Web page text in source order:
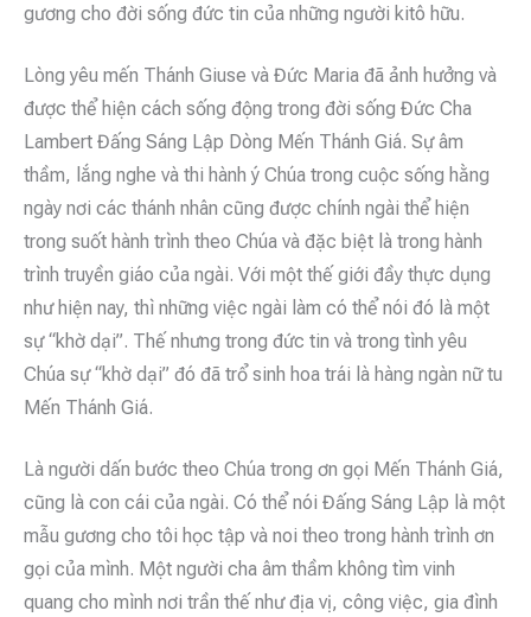
gương cho đời sống đức tin của những người kitô hữu.
Lòng yêu mến Thánh Giuse và Đức Maria đã ảnh hưởng và
được thể hiện cách sống động trong đời sống Đức Cha
Lambert Đấng Sáng Lập Dòng Mến Thánh Giá. Sự âm
thầm, lắng nghe và thi hành ý Chúa trong cuộc sống hằng
ngày nơi các thánh nhân cũng được chính ngài thể hiện
trong suốt hành trình theo Chúa và đặc biệt là trong hành
trình truyền giáo của ngài. Với một thế giới đầy thực dụng
như hiện nay, thì những việc ngài làm có thể nói đó là một
sự “khờ dại”. Thế nhưng trong đức tin và trong tình yêu
Chúa sự “khờ dại” đó đã trổ sinh hoa trái là hàng ngàn nữ tu
Mến Thánh Giá.
Là người dấn bước theo Chúa trong ơn gọi Mến Thánh Giá,
cũng là con cái của ngài. Có thể nói Đấng Sáng Lập là một
mẫu gương cho tôi học tập và noi theo trong hành trình ơn
gọi của mình. Một người cha âm thầm không tìm vinh
quang cho mình nơi trần thế như địa vị, công việc, gia đình